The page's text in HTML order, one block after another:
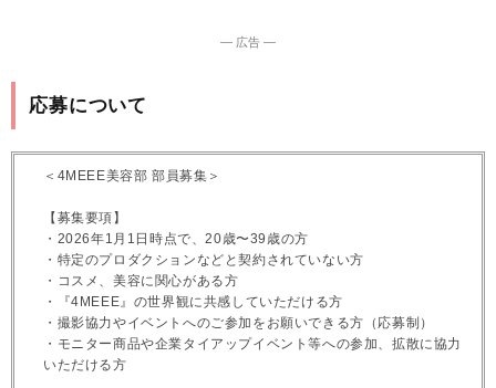
― 広告 ―
応募について
＜4MEEE美容部 部員募集＞
【募集要項】
・2026年1月1日時点で、20歳〜39歳の方
・特定のプロダクションなどと契約されていない方
・コスメ、美容に関心がある方
・『4MEEE』の世界観に共感していただける方
・撮影協力やイベントへのご参加をお願いできる方（応募制）
・モニター商品や企業タイアップイベント等への参加、拡散に協力
いただける方